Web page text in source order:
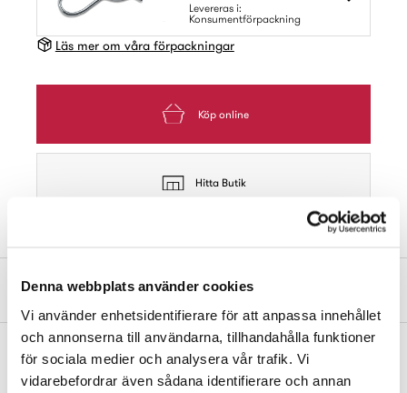
Denna webbplats använder cookies
Vi använder enhetsidentifierare för att anpassa innehållet
och annonserna till användarna, tillhandahålla funktioner
för sociala medier och analysera vår trafik. Vi
vidarebefordrar även sådana identifierare och annan
Levereras i:
Konsumentförpackning
Läs mer om våra förpackningar
Köp online
Hitta Butik
Produktbeskrivning
Fjädersprint av stål. Ø 2,0 mm. Längd 55 mm. I förpackning med 2
st.